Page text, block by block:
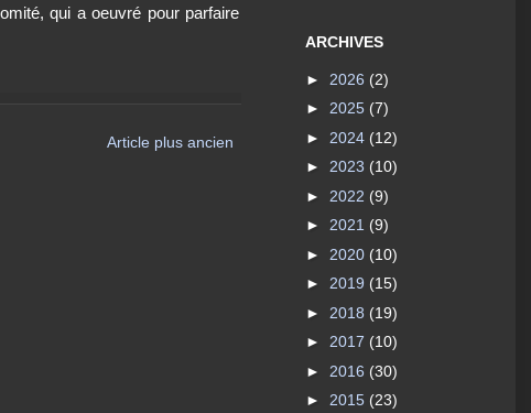
qui a oeuvré pour parfaire
Article plus ancien
ARCHIVES
► 2026 (2)
► 2025 (7)
► 2024 (12)
► 2023 (10)
► 2022 (9)
► 2021 (9)
► 2020 (10)
► 2019 (15)
► 2018 (19)
► 2017 (10)
► 2016 (30)
► 2015 (23)